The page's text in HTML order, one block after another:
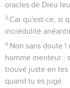
oracles de Dieu
3 Car qu'est-ce, si
incrédulité
4 Non sans doute
homme menteur ;
trouvé juste en tes
quand tu es jugé.